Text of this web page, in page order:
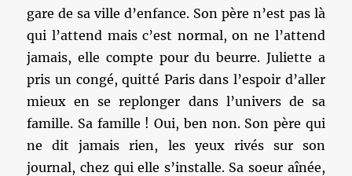
gare de sa ville d’enfance. Son père n’est pas là
qui l’attend mais c’est normal, on ne l’attend
jamais, elle compte pour du beurre. Juliette a
pris un congé, quitté Paris dans l’espoir d’aller
mieux en se replonger dans l’univers de sa
famille. Sa famille ! Oui, ben non. Son père qui
ne dit jamais rien, les yeux rivés sur son
journal, chez qui elle s’installe. Sa soeur aînée,